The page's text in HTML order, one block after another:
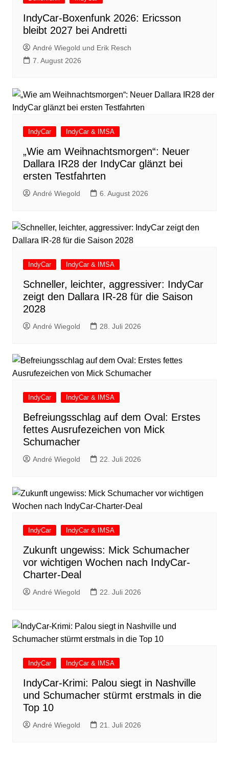
IndyCar-Boxenfunk 2026: Ericsson
bleibt 2027 bei Andretti
André Wiegold und Erik Resch
7. August 2026
IndyCar IndyCar & IMSA
„Wie am Weihnachtsmorgen“: Neuer
Dallara IR28 der IndyCar glänzt bei
ersten Testfahrten
André Wiegold 6. August 2026
IndyCar IndyCar & IMSA
Schneller, leichter, aggressiver: IndyCar
zeigt den Dallara IR-28 für die Saison
2028
André Wiegold 28. Juli 2026
IndyCar IndyCar & IMSA
Befreiungsschlag auf dem Oval: Erstes
fettes Ausrufezeichen von Mick
Schumacher
André Wiegold 22. Juli 2026
IndyCar IndyCar & IMSA
Zukunft ungewiss: Mick Schumacher
vor wichtigen Wochen nach IndyCar-
Charter-Deal
André Wiegold 22. Juli 2026
IndyCar IndyCar & IMSA
IndyCar-Krimi: Palou siegt in Nashville
und Schumacher stürmt erstmals in die
Top 10
André Wiegold 21. Juli 2026